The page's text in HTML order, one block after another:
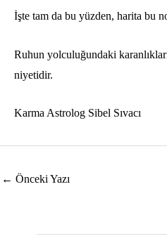
İşte tam da bu yüzden, harita bu
Ruhun yolculuğundaki
niyetidir.
Karma Astrolog Sibel Sıvacı
Yazı
← Önceki Yazı